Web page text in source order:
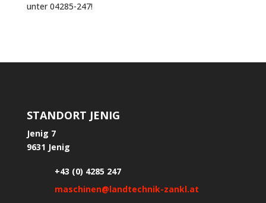
unter 04285-247!
STANDORT JENIG
Jenig 7
9631 Jenig
+43 (0) 4285 247
maschinen@landtechnik-zankl.at